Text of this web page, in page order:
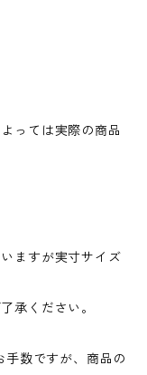
っては実際の商品
ますが実寸サイズ
承ください。
数ですが、商品の